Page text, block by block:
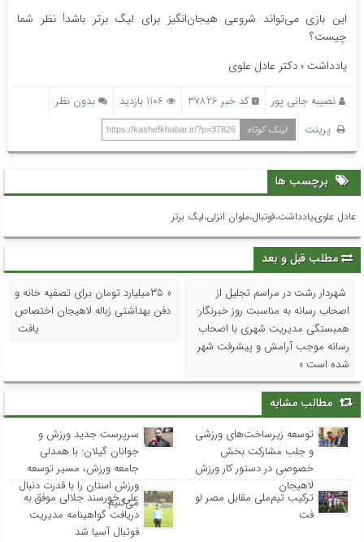
این بازی می‌تواند شروعی هیجان‌انگیز برای لیگ برتر باشد! نظر شما
چیست؟
یادداشت ؛ دکتر عادل علوی
نصیبه جانی پور کد خبر 37826 1106 بازدید
بدون نظر
پرینت
لینک کوتاه https://kashefkhabar.ir/?p=37826
برچسب ها
عادل علوی،یادداشت،فوتبال،ملوان انزلی،لیگ برتر
مطلب قبل و بعد
شهردار رشت در مراسم تجلیل از
اصحاب رسانه به مناسبت روز خبرنگار:
همبستگی مدیریت شهری با اصحاب
رسانه موجب آرامش و پیشرفت شهر
شده است »
« ۳۵میلیارد تومان برای تصفیه خانه و
دفن بهداشتی زباله لاهیجان اختصاص
یافت
مطالب مشابه
توسعه زیرساخت‌های ورزشی
و جلب مشارکت بخش
خصوصی در دستور کار ورزش
لاهیجان
سرپرست جدید ورزش و
جوانان گیلان: با همدلی
جامعه ورزش، مسیر توسعه
ورزش استان را با قدرت دنبال
می‌کنیم
ترکیب تیم‌ملی مقابل مصر لو
فت
علی خورسند جلالی موفق به
دریافت گواهینامه مدیریت
فوتبال آسیا شد